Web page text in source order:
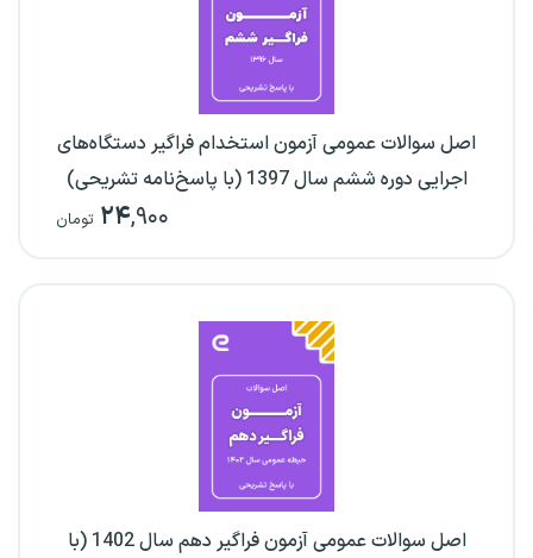
اصل سوالات عمومی آزمون استخدام فراگیر دستگاه‌های
اجرایی دوره ششم سال 1397 (با پاسخ‌نامه تشریحی)
۲۴,۹۰۰ تومان
اصل سوالات عمومی آزمون فراگیر دهم سال 1402 (با